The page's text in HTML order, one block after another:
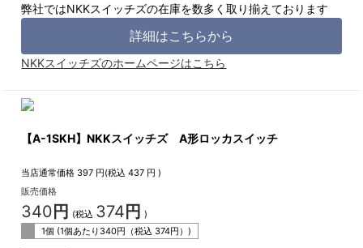
弊社ではNKKスイッチズの在庫を数多く取り揃えております
詳細はこちらから
NKKスイッチズのホームページはこちら
【A-1SKH】NKKスイッチズ A形ロッカスイッチ
当店通常価格 397 円(税込437 円 )
販売価格
340 円 (税込 374 円 )
1個 (1個あたり 340円（税込 374円）)